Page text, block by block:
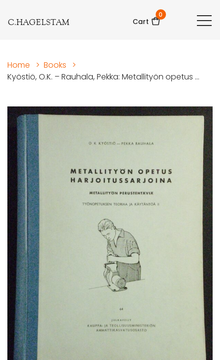
C.HAGELSTAM Cart
0
Home > Books
>
Kyöstiö, O.K. – Rauhala, Pekka: Metallityön opetus ...